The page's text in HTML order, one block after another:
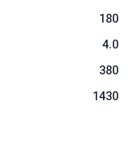
автомойках, как
без использования
180
4.0
380
1430